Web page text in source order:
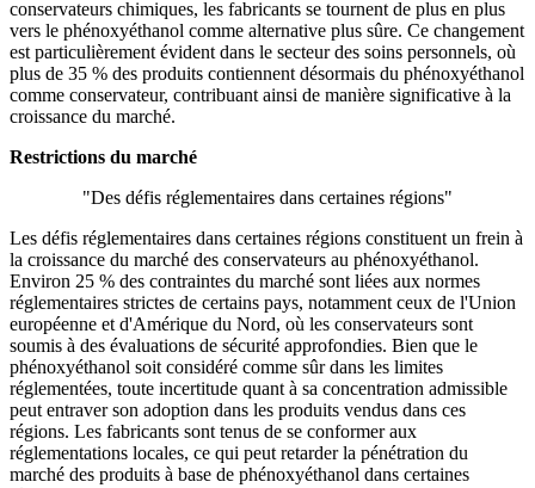
conservateurs chimiques, les fabricants se tournent de plus en plus
vers le phénoxyéthanol comme alternative plus sûre. Ce changement
est particulièrement évident dans le secteur des soins personnels, où
plus de 35 % des produits contiennent désormais du phénoxyéthanol
comme conservateur, contribuant ainsi de manière significative à la
croissance du marché.
Restrictions du marché
"Des défis réglementaires dans certaines régions"
Les défis réglementaires dans certaines régions constituent un frein à
la croissance du marché des conservateurs au phénoxyéthanol.
Environ 25 % des contraintes du marché sont liées aux normes
réglementaires strictes de certains pays, notamment ceux de l'Union
européenne et d'Amérique du Nord, où les conservateurs sont
soumis à des évaluations de sécurité approfondies. Bien que le
phénoxyéthanol soit considéré comme sûr dans les limites
réglementées, toute incertitude quant à sa concentration admissible
peut entraver son adoption dans les produits vendus dans ces
régions. Les fabricants sont tenus de se conformer aux
réglementations locales, ce qui peut retarder la pénétration du
marché des produits à base de phénoxyéthanol dans certaines